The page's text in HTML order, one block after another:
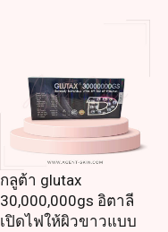
กลูต้า glutax
30,000,000gs อิตาลี
เปิดไฟให้ผิวขาวแบบ